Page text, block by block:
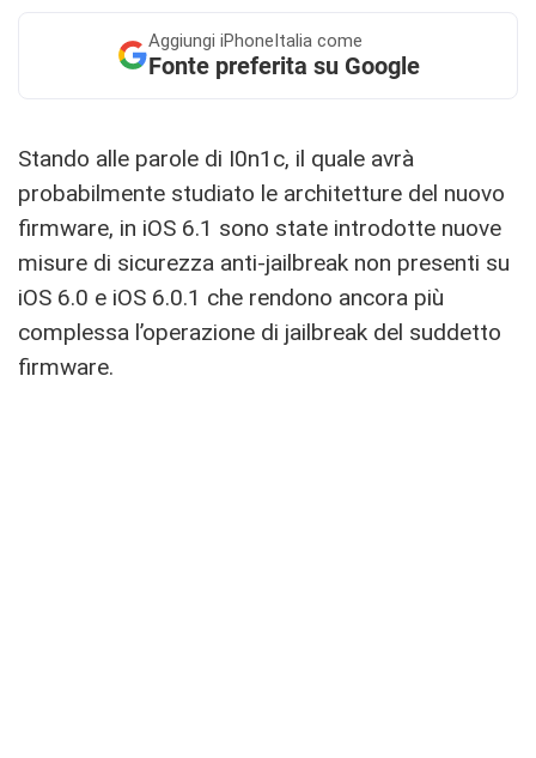
Aggiungi iPhoneItalia come
Fonte preferita su Google
Stando alle parole di I0n1c, il quale avrà
probabilmente studiato le architetture del nuovo
firmware, in iOS 6.1 sono state introdotte nuove
misure di sicurezza anti-jailbreak non presenti su
iOS 6.0 e iOS 6.0.1 che rendono ancora più
complessa l’operazione di jailbreak del suddetto
firmware.